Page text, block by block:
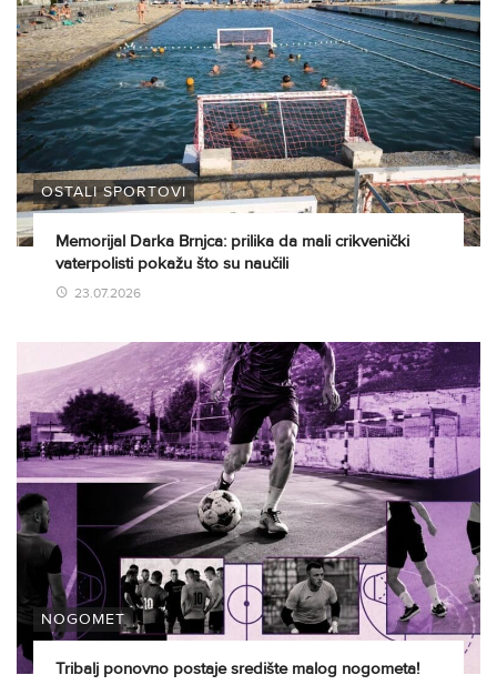
OSTALI SPORTOVI
Memorijal Darka Brnjca: prilika da mali crikvenički
vaterpolisti pokažu što su naučili
23.07.2026
NOGOMET
Tribalj ponovno postaje središte malog nogometa!